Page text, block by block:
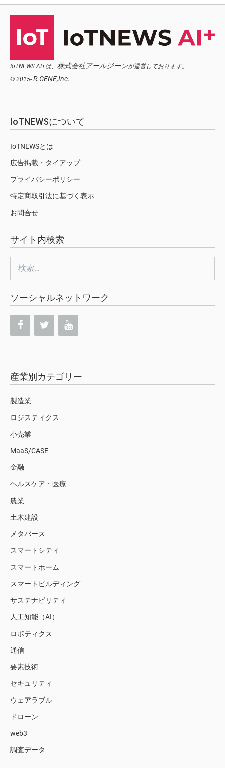
IoTNEWS AI+は、 株式会社アールジーンが運営しております。
© 2015- R.GENE,Inc.
IoTNEWSについて
IoTNEWSとは
広告掲載・タイアップ
プライバシーポリシー
特定商取引法に基づく表示
お問合せ
サイト内検索
索:
ソーシャルネットワーク
産業別カテゴリー
製造業
ロジスティクス
小売業
MaaS/CASE
金融
ヘルスケア・医療
農業
土木建設
メタバース
スマートシティ
スマートホーム
スマートビルディング
サステナビリティ
人工知能（AI）
ロボティクス
通信
要素技術
セキュリティ
ウェアラブル
ドローン
web3
調査データ